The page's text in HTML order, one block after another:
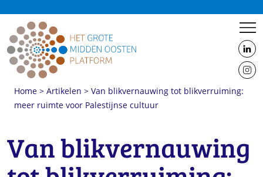
us
on
us
Home > Artikelen > Van blikvernauwing tot blikverruiming:
meer ruimte voor Palestijnse cultuur
Van blikvernauwing